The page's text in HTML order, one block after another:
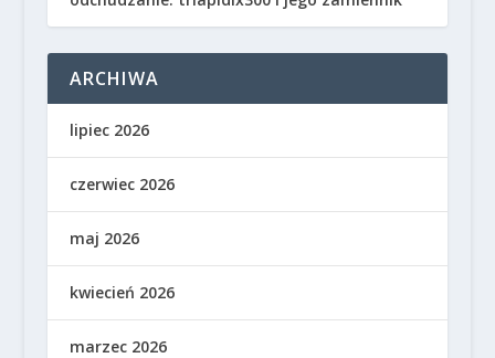
ARCHIWA
lipiec 2026
czerwiec 2026
maj 2026
kwiecień 2026
marzec 2026